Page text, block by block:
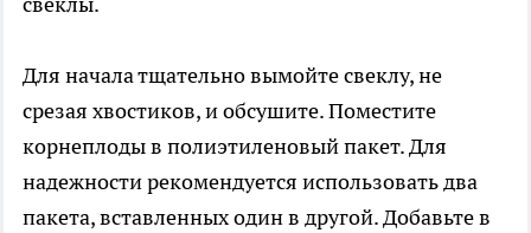
Для начала тщательно вымойте свеклу, не
срезая хвостиков, и обсушите. Поместите
корнеплоды в полиэтиленовый пакет. Для
надежности рекомендуется использовать два
пакета, вставленных один в другой. Добавьте в